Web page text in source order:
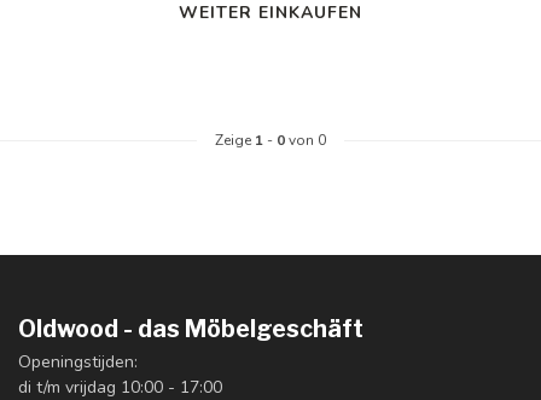
WEITER EINKAUFEN
Zeige 1 - 0von 0
Oldwood - das Möbelgeschäft
Openingstijden:
di t/m vrijdag 10:00 - 17:00